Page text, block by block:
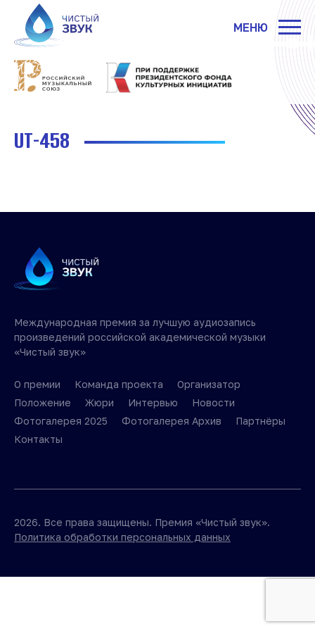
МЕНЮ
UT-458
Международная премия за лучшую аудиозапись
произведений российской академической музыки
«Чистый звук»
О премии Команда проекта
Организатор
Положение
Жюри Интервью
Новости
Фотогалерея 2025
Фотогалерея Архив
Партнёры
Контакты
2026. Все права защищены. Премия «Чистый звук».
Политика обработки персональных данных